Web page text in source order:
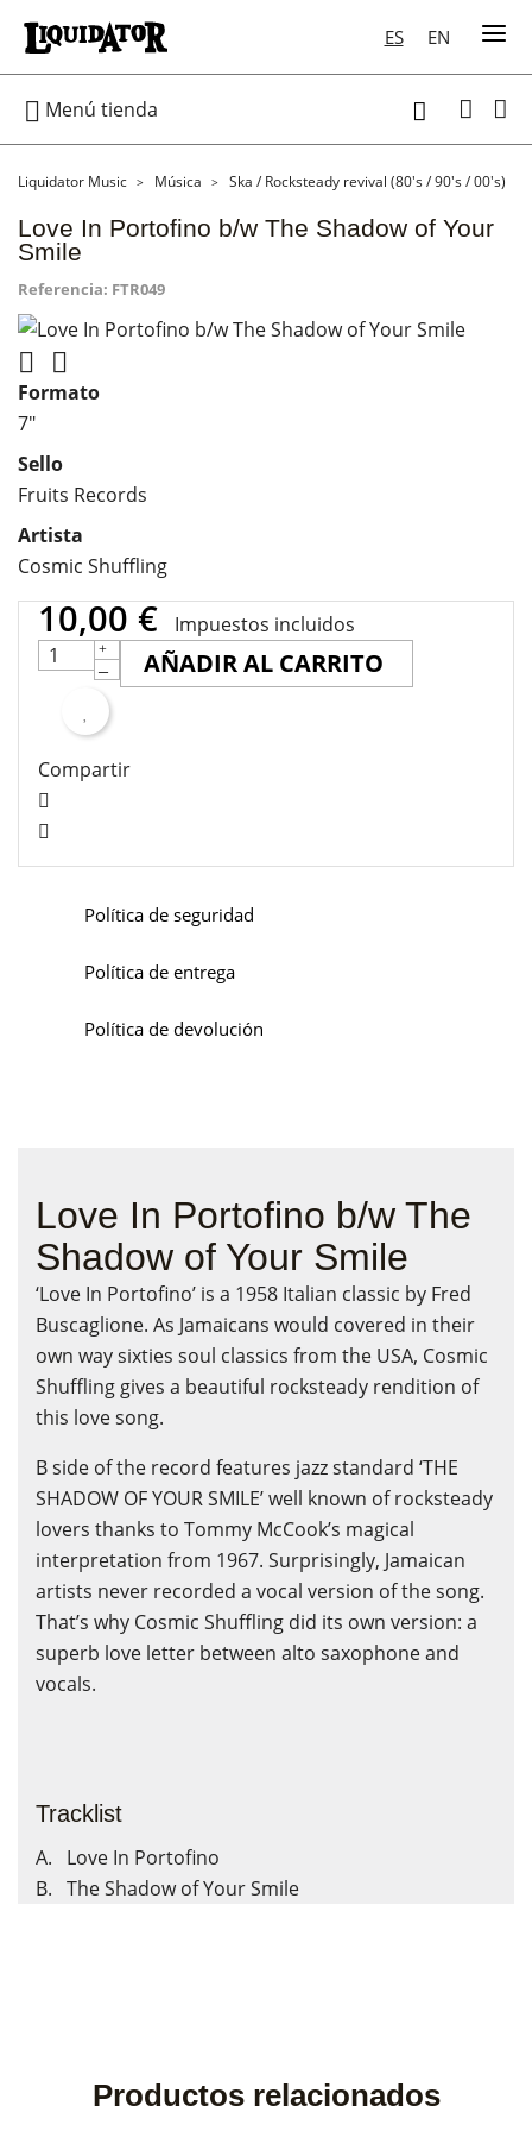
ES EN
 Menú tienda 
Liquidator Music Música Ska / Rocksteady revival (80's / 90's / 00's)
Love In Portofino b/w The Shadow of Your
Smile
Referencia: FTR049
 
Formato
7"
Sello
Fruits Records
Artista
Cosmic Shuffling
10,00 € Impuestos incluidos
AÑADIR AL CARRITO
Compartir
Política de seguridad
Política de entrega
Política de devolución
Love In Portofino b/w The
Shadow of Your Smile
‘Love In Portofino’ is a 1958 Italian classic by Fred
Buscaglione. As Jamaicans would covered in their
own way sixties soul classics from the USA, Cosmic
Shuffling gives a beautiful rocksteady rendition of
this love song.
B side of the record features jazz standard ‘THE
SHADOW OF YOUR SMILE’ well known of rocksteady
lovers thanks to Tommy McCook’s magical
interpretation from 1967. Surprisingly, Jamaican
artists never recorded a vocal version of the song.
That’s why Cosmic Shuffling did its own version: a
superb love letter between alto saxophone and
vocals.
Tracklist
A. Love In Portofino
B. The Shadow of Your Smile
Productos relacionados